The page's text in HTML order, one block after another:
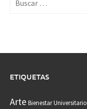
ETIQUETAS
Arte Bienestar Universitario